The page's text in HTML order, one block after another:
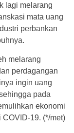
lagi melarang
mata uang
perbankan
melarang
perdagangan
ingin uang
pada
ekonomi
19. (*/met)